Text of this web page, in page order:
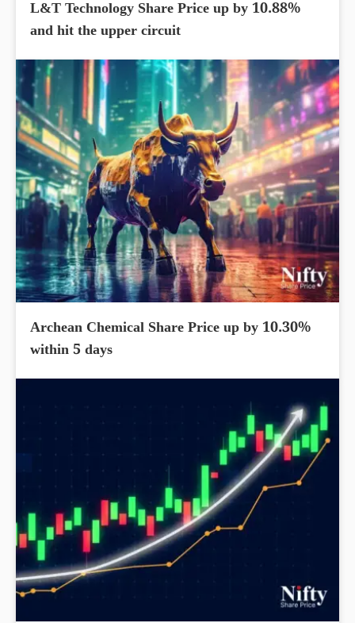
L&T Technology Share Price up by 10.88%
and hit the upper circuit
Archean Chemical Share Price up by 10.30%
within 5 days